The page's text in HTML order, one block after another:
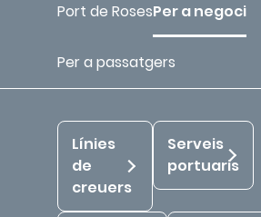
Port de Roses
Port de RosesPer a negoci
Per a passatgers
Línies
de
creuers
Serveis
portuaris